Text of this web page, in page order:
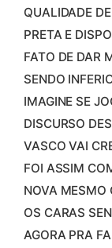
QUALIDADE
PRETA E
FATO DE DAR
SENDO
IMAGINE SE
DISCURSO
VASCO VAI
FOI ASSIM
NOVA MESMO
OS CARAS
AGORA PRA